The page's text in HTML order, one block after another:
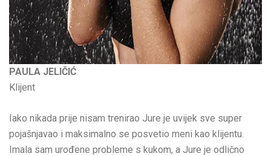
PAULA JELIČIĆ
Klijent
Iako nikada prije nisam trenirao Jure je uvijek sve super
pojašnjavao i maksimalno se posvetio meni kao klijentu.
Imala sam urođene probleme s kukom, a Jure je odlično